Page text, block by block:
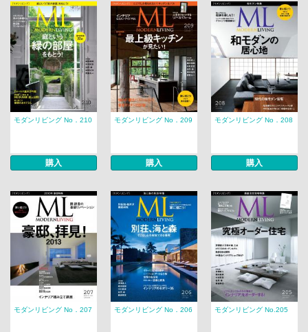
モダンリビング No．210
購入
モダンリビング No．209
購入
モダンリビング No．208
購入
モダンリビング No．207 モダンリビング No．206 モダンリビング No.205